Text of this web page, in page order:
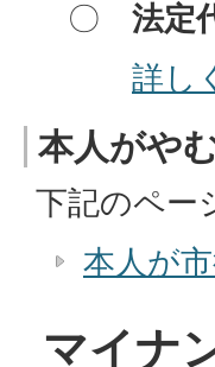
〇 法定
詳し
本人がや
下記のペー
本人が
マイナ